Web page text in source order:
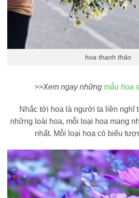
hoa thanh thảo
>>Xem ngay những mẫu hoa
Nhắc tới hoa là người ta liền nghĩ
những loài hoa, mỗi loại hoa mang
nhất. Mỗi loại hoa có biểu